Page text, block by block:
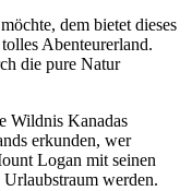
dem bietet dieses
Abenteurerland.
die pure Natur
Wildnis Kanadas
erkunden, wer
Logan mit seinen
werden.